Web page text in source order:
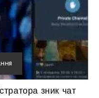
зник чат